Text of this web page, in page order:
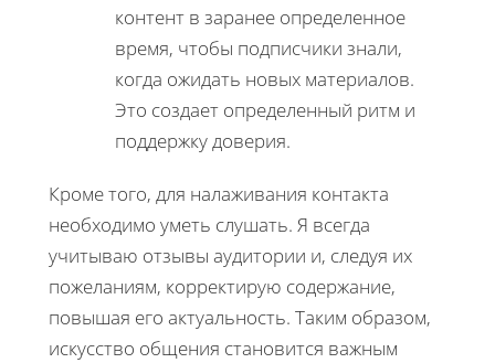
контент в заранее определенное
время, чтобы подписчики знали,
когда ожидать новых материалов.
Это создает определенный ритм и
поддержку доверия.
Кроме того, для налаживания контакта
необходимо уметь слушать. Я всегда
учитываю отзывы аудитории и, следуя их
пожеланиям, корректирую содержание,
повышая его актуальность. Таким образом,
искусство общения становится важным